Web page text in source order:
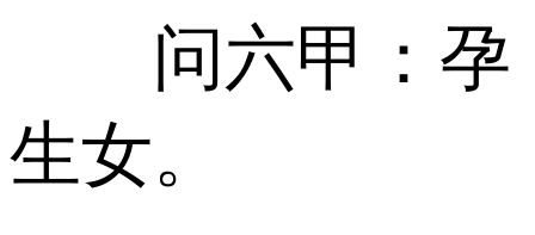
问六甲：孕
生女。